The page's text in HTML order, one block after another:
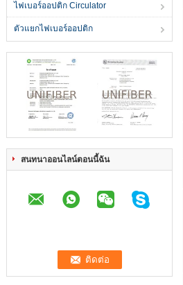
ไฟเบอร์ออปติก Circulator
ตัวแยกไฟเบอร์ออปติก
สนทนาออนไลน์ตอนนี้ฉัน